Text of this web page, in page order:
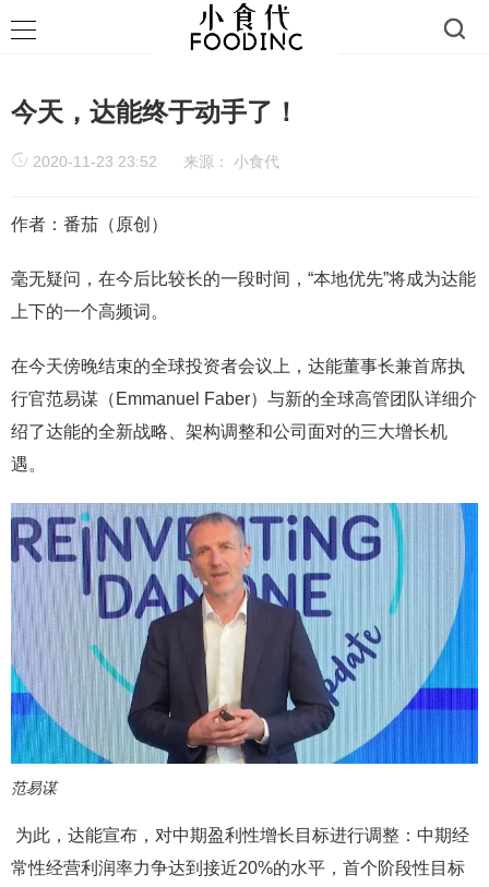
今天，达能终于动手了！
2020-11-23 23:52 来源： 小食代
作者：番茄（原创）
毫无疑问，在今后比较长的一段时间，“本地优先”将成为达能
上下的一个高频词。
在今天傍晚结束的全球投资者会议上，达能董事长兼首席执
行官范易谋（Emmanuel Faber）与新的全球高管团队详细介
绍了达能的全新战略、架构调整和公司面对的三大增长机
遇。
范易谋
为此，达能宣布，对中期盈利性增长目标进行调整：中期经
常性经营利润率力争达到接近20%的水平，首个阶段性目标